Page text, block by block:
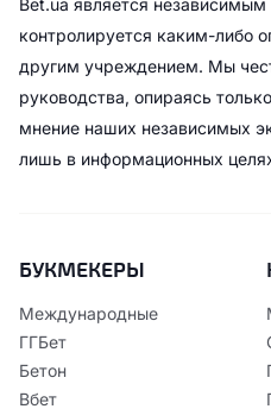
Bet.ua является
контролируется каким-либо
другим учреждением. Мы
руководства, опираясь
мнение наших независимых
лишь в информационных
БУКМЕКЕРЫ
Международные
ГГБет
Бетон
Вбет